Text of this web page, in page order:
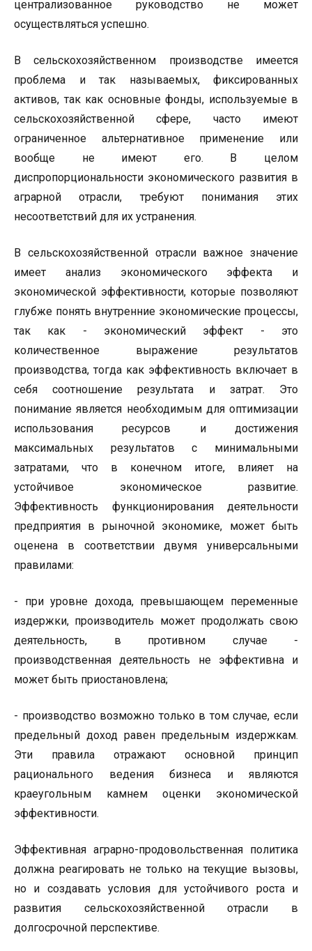
централизованное руководство не может
осуществляться успешно.
В сельскохозяйственном производстве имеется
проблема и так называемых, фиксированных
активов, так как основные фонды, используемые в
сельскохозяйственной сфере, часто имеют
ограниченное альтернативное применение или
вообще не имеют его. В целом
диспропорциональности экономического развития в
аграрной отрасли, требуют понимания этих
несоответствий для их устранения.
В сельскохозяйственной отрасли важное значение
имеет анализ экономического эффекта и
экономической эффективности, которые позволяют
глубже понять внутренние экономические процессы,
так как - экономический эффект - это
количественное выражение результатов
производства, тогда как эффективность включает в
себя соотношение результата и затрат. Это
понимание является необходимым для оптимизации
использования ресурсов и достижения
максимальных результатов с минимальными
затратами, что в конечном итоге, влияет на
устойчивое экономическое развитие.
Эффективность функционирования деятельности
предприятия в рыночной экономике, может быть
оценена в соответствии двумя универсальными
правилами:
- при уровне дохода, превышающем переменные
издержки, производитель может продолжать свою
деятельность, в противном случае -
производственная деятельность не эффективна и
может быть приостановлена;
- производство возможно только в том случае, если
предельный доход равен предельным издержкам.
Эти правила отражают основной принцип
рационального ведения бизнеса и являются
краеугольным камнем оценки экономической
эффективности.
Эффективная аграрно-продовольственная политика
должна реагировать не только на текущие вызовы,
но и создавать условия для устойчивого роста и
развития сельскохозяйственной отрасли в
долгосрочной перспективе.